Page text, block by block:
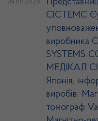
04.06.2026
СІСТЕМС
виробника
SYSTEMS
МЕДІКАЛ
Японія,
виробів:
томограф